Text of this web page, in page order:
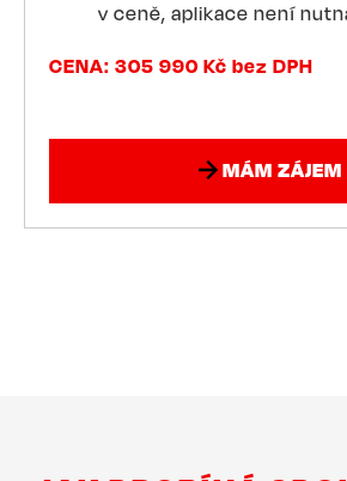
v ceně, aplikace není
CENA: 305 990 Kč bez DPH
MÁM ZÁJEM